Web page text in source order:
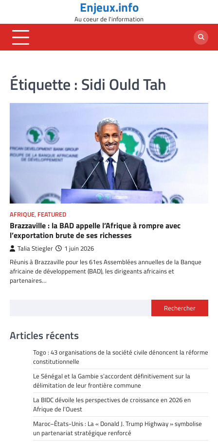
content
Enjeux.info
Au coeur de l'information
Étiquette : Sidi Ould Tah
AFRIQUE, FEATURED
Brazzaville : la BAD appelle l’Afrique à rompre avec
l’exportation brute de ses richesses
Talia Stiegler 1 juin 2026
Réunis à Brazzaville pour les 61es Assemblées annuelles de la Banque
africaine de développement (BAD), les dirigeants africains et
partenaires…
Rechercher
Articles récents
Togo : 43 organisations de la société civile dénoncent la réforme
constitutionnelle
Le Sénégal et la Gambie s’accordent définitivement sur la
délimitation de leur frontière commune
La BIDC dévoile les perspectives de croissance en 2026 en
Afrique de l’Ouest
Maroc–États-Unis : La « Donald J. Trump Highway » symbolise
un partenariat stratégique renforcé